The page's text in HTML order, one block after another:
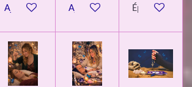
Ajouter au panierAjouter au panierÉpuisé